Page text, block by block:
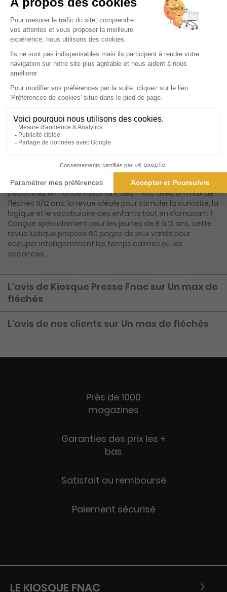
Je choisis une durée
Abonnement 1 an
4 n° • Papier
15€
Tarif France métropolitaine
Découvrez le monde fascinant des mots avec Un max de
fléchés 8/12 ans, la revue idéale pour stimuler la curiosité, la
logique et le vocabulaire des enfants tout en s’amusant !
Conçue spécialement pour les jeunes de 8 à 12 ans, cette
revue ludique propose 80 pages de jeux variés pour
occuper intelligemment les temps calmes ou les
vacances.
L'avis de Kiosque Presse Fnac sur Un max de
fléchés
L'avis de nos clients sur Un max de fléchés
Près de 1000
magazines
Garanties des prix les +
bas
Satisfait ou remboursé
Paiement sécurisé
LE KIOSQUE FNAC